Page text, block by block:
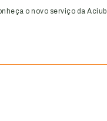
o novo serviço da Aciub